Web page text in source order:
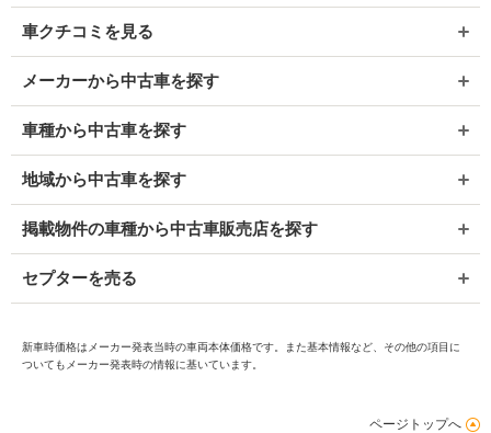
車クチコミを見る
メーカーから中古車を探す
車種から中古車を探す
地域から中古車を探す
掲載物件の車種から中古車販売店を探す
セプターを売る
新車時価格はメーカー発表当時の車両本体価格です。また基本情報など、その他の項目に
ついてもメーカー発表時の情報に基いています。
ページトップへ